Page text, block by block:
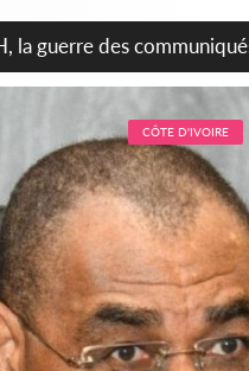
2026, Thiam
CÔTE D'IVOIRE